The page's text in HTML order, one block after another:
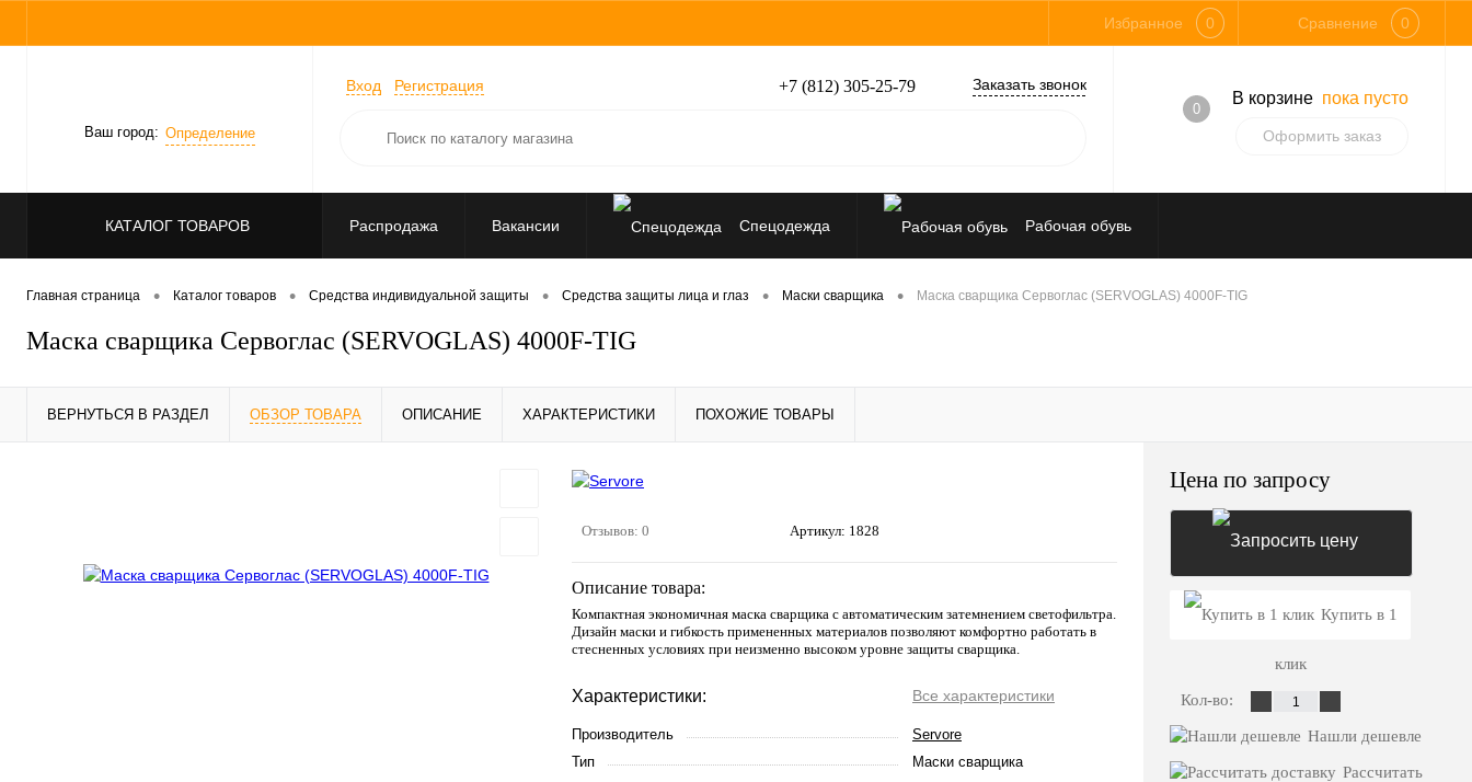
Избранное 0 Сравнение 0
Ваш город: Определение
Вход Регистрация +7 (812) 305-25-79 Заказать звонок
0
В корзине пока пусто
Оформить заказ
КАТАЛОГ ТОВАРОВ Распродажа Вакансии Спецодежда Рабочая обувь
Перчатки, рукавицы Средства индивидуальной защиты
Главная страница • Каталог товаров • Средства индивидуальной защиты • Средства защиты лица и глаз • Маски сварщика • Маска сварщика Сервоглас (SERVOGLAS) 4000F-TIG
Маска сварщика Сервоглас (SERVOGLAS) 4000F-TIG
ВЕРНУТЬСЯ В РАЗДЕЛ ОБЗОР ТОВАРА ОПИСАНИЕ ХАРАКТЕРИСТИКИ ПОХОЖИЕ ТОВАРЫ
Отзывов: 0 Артикул: 1828
Описание товара:
Компактная экономичная маска сварщика с автоматическим затемнением светофильтра.
Дизайн маски и гибкость примененных материалов позволяют комфортно работать в
стесненных условиях при неизменно высоком уровне защиты сварщика.
Характеристики: Все характеристики
Производитель
Servore
Тип
Маски сварщика
Цена по запросу
Запросить ценуКупить в 1
клик
Кол-во:
Нашли дешевле
Рассчитать